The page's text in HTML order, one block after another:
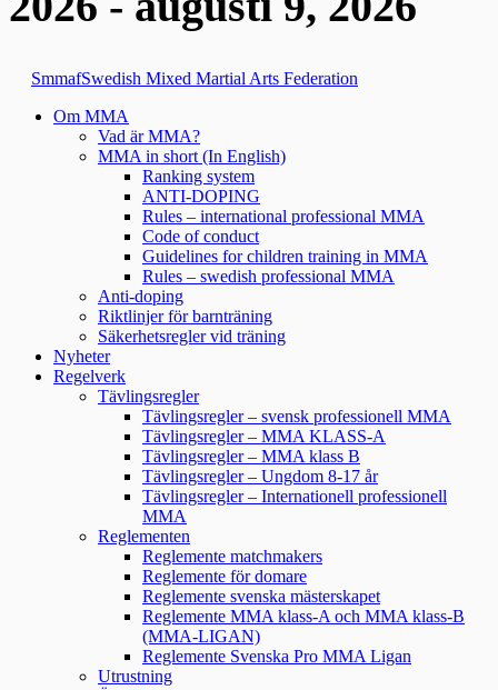
SmmafSwedish Mixed Martial Arts Federation
Om MMA
Vad är MMA?
MMA in short (In English)
Ranking system
ANTI-DOPING
Rules – international professional MMA
Code of conduct
Guidelines for children training in MMA
Rules – swedish professional MMA
Anti-doping
Riktlinjer för barnträning
Säkerhetsregler vid träning
Nyheter
Regelverk
Tävlingsregler
Tävlingsregler – svensk professionell MMA
Tävlingsregler – MMA KLASS-A
Tävlingsregler – MMA klass B
Tävlingsregler – Ungdom 8-17 år
Tävlingsregler – Internationell professionell
MMA
Reglementen
Reglemente matchmakers
Reglemente för domare
Reglemente svenska mästerskapet
Reglemente MMA klass-A och MMA klass-B
(MMA-LIGAN)
Reglemente Svenska Pro MMA Ligan
Utrustning